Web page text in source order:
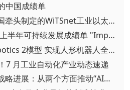
中国成绩单
▪ 性能提升5至10倍 我国牵头制定的WiTSnet工业以太网国际标准正式发布
▪ 施耐德电气发布2026上半年可持续发展成绩单 "Impact 2030"路线图开局稳健
▪ 谷歌发布Gemini Robotics 2模型 实现人形机器人全身智能控制突破
7 月工业自动化产业动态速递
▪ 汇川技术首次披露AI战略进展：从两个方面推动“AI业务化”落地